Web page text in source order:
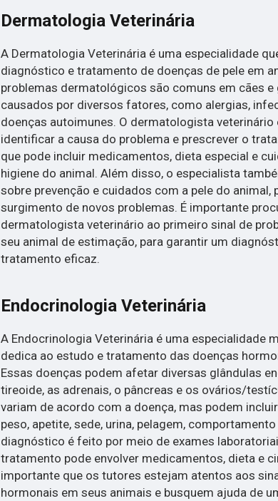
Dermatologia Veterinária
A Dermatologia Veterinária é uma especialidade
diagnóstico e tratamento de doenças de pele em
problemas dermatológicos são comuns em cães e
causados por diversos fatores, como alergias,
doenças autoimunes. O dermatologista veterinário
identificar a causa do problema e prescrever o
que pode incluir medicamentos, dieta especial e
higiene do animal. Além disso, o especialista
sobre prevenção e cuidados com a pele do animal,
surgimento de novos problemas. É importante
dermatologista veterinário ao primeiro sinal de
seu animal de estimação, para garantir um
tratamento eficaz.
Endocrinologia Veterinária
A Endocrinologia Veterinária é uma especialidade
dedica ao estudo e tratamento das doenças
Essas doenças podem afetar diversas glândulas
tireoide, as adrenais, o pâncreas e os ovários/
variam de acordo com a doença, mas podem
peso, apetite, sede, urina, pelagem,
diagnóstico é feito por meio de exames
tratamento pode envolver medicamentos, dieta e
importante que os tutores estejam atentos aos
hormonais em seus animais e busquem ajuda de